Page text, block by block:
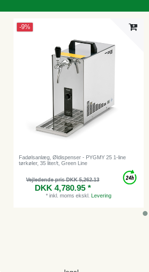
-9%
Fadølsanlæg, Øldispenser - PYGMY 25 1-line
tørkøler, 35 liter/t, Green Line
Vejledende pris DKK 5,262.13
DKK 4,780.95 *
* inkl. moms ekskl. Levering